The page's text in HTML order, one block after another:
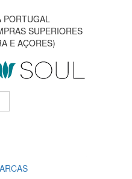
PORTUGAL
SUPERIORES
E AÇORES)